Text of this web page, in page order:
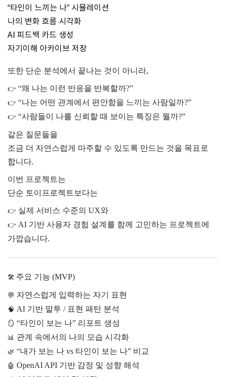
“타인이 느끼는 나” 시뮬레이션
나의 변화 흐름 시각화
AI 피드백 카드 생성
자기이해 아카이브 저장
또한 단순 분석에서 끝나는 것이 아니라,
👉 “왜 나는 이런 반응을 반복할까?”
👉 “나는 어떤 관계에서 편안함을 느끼는 사람일까?”
👉 “사람들이 나를 신뢰할 때 보이는 특징은 뭘까?”
같은 질문들을
조금 더 자연스럽게 마주할 수 있도록 만드는 것을 목표로
합니다.
이번 프로젝트는
단순 토이프로젝트보다는
👉 실제 서비스 수준의 UX와
👉 AI 기반 사용자 경험 설계를 함께 고민하는 프로젝트에
가깝습니다.
🛠 주요 기능 (MVP)
💬 자연스럽게 입력하는 자기 표현
🧠 AI 기반 말투 / 표현 패턴 분석
🪞 “타인이 보는 나” 리포트 생성
📊 관계 속에서의 나의 모습 시각화
🌿 “내가 보는 나 vs 타인이 보는 나” 비교
🤖 OpenAI API 기반 감정 및 성향 해석